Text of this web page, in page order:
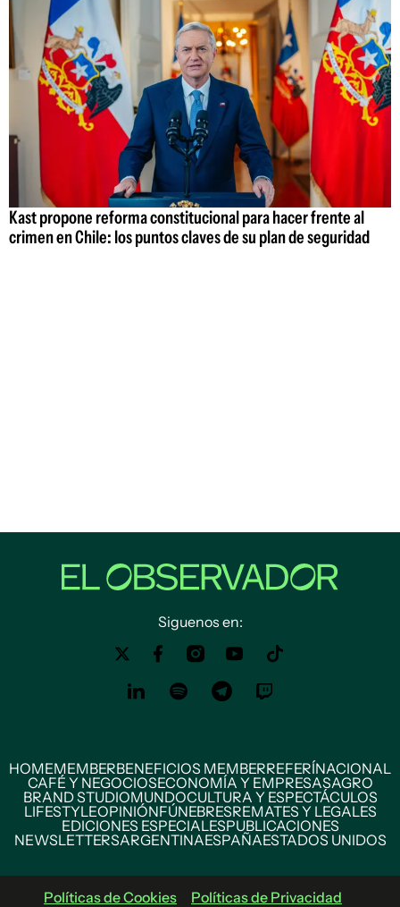
Kast propone reforma constitucional para hacer frente al
crimen en Chile: los puntos claves de su plan de seguridad
Siguenos en:
HOMEMEMBERBENEFICIOS MEMBERREFERÍNACIONAL
CAFÉ Y NEGOCIOSECONOMÍA Y EMPRESASAGRO
BRAND STUDIOMUNDOCULTURA Y ESPECTÁCULOS
LIFESTYLEOPINIÓNFÚNEBRESREMATES Y LEGALES
EDICIONES ESPECIALESPUBLICACIONES
NEWSLETTERSARGENTINAESPAÑAESTADOS UNIDOS
Políticas de Cookies Políticas de Privacidad